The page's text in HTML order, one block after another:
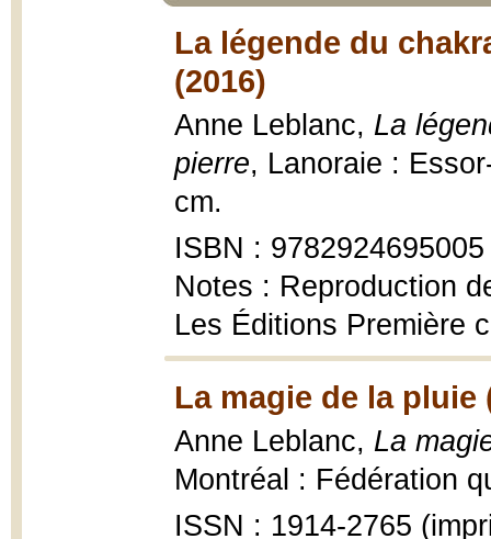
La légende du
(2016)
Anne Leblanc, La
pierre, Lanoraie :
cm.
ISBN : 9782924695005
Notes : Reproduction
Les Éditions Première
La magie de la pluie
Anne Leblanc, La
Montréal : Fédération
ISSN : 1914-2765